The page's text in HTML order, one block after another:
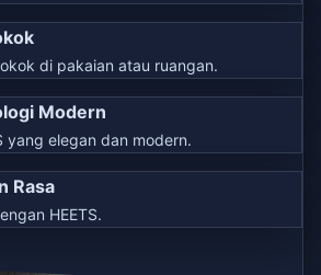
di pakaian atau ruangan.
Modern
yang elegan dan modern.
Rasa
HEETS.